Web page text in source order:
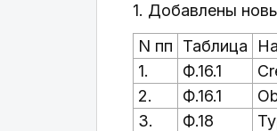
1. Добавлены
N пп
Таблица
1.
Ф.16.1
2.
Ф.16.1
3.
Ф.18